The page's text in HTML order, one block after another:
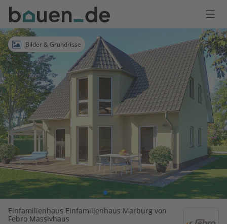
Bauen
Logo
AnmeldenBilder & Grundrisse
Einfamilienhaus Einfamilienhaus Marburg von
Febro Massivhaus